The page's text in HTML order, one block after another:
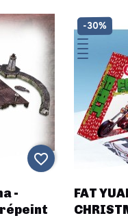
-
favorite_border
FAT
-30%